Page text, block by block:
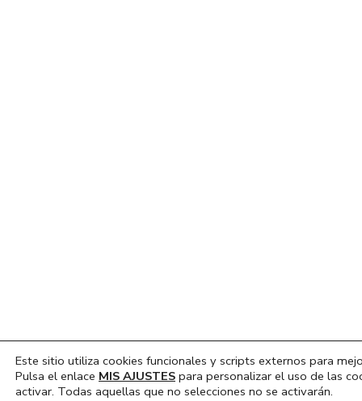
Este sitio utiliza cookies funcionales y scripts externos para
Pulsa el enlace MIS AJUSTES para personalizar el uso de las
activar. Todas aquellas que no selecciones no se activarán.